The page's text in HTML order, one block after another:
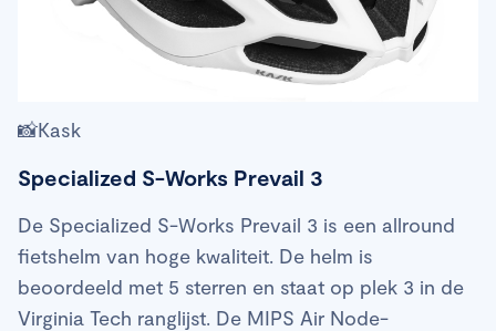
📸Kask
Specialized S-Works Prevail 3
De Specialized S-Works Prevail 3 is een allround
fietshelm van hoge kwaliteit. De helm is
beoordeeld met 5 sterren en staat op plek 3 in de
Virginia Tech ranglijst. De MIPS Air Node-